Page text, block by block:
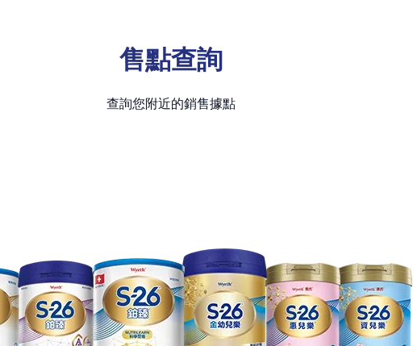
售點查詢
查詢您附近的銷售據點